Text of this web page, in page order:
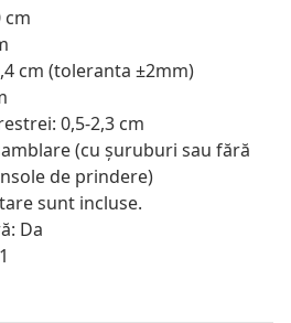
cm
cm (toleranta ±2mm)
0,5-2,3 cm
(cu șuruburi sau fără
de prindere)
sunt incluse.
Da